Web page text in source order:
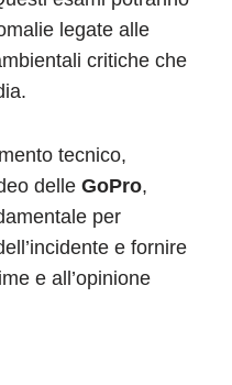
legate alle
critiche che
tecnico,
delle GoPro,
per
e fornire
e all’opinione